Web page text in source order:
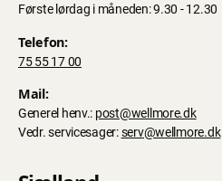
Første lørdag i måneden: 9.30 - 12.30
Telefon:
75 55 17 00
Mail:
Generel henv.: post@wellmore.dk
Vedr. servicesager:serv@wellmore.dk